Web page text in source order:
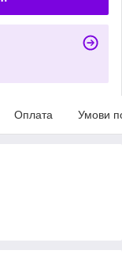
Оплата Умови